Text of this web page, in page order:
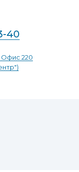
40
Офис 220